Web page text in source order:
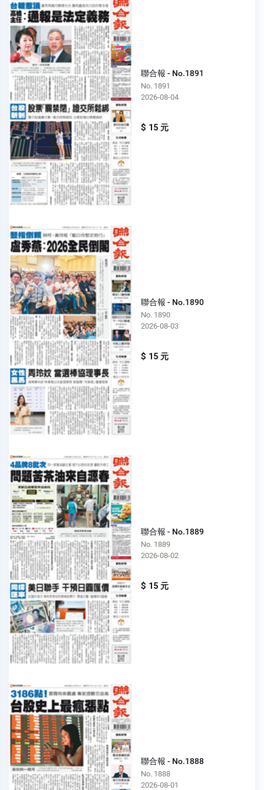
聯合報 - No.1891
No. 1891
2026-08-04
$ 15 元
聯合報 - No.1890
No. 1890
2026-08-03
$ 15 元
聯合報 - No.1889
No. 1889
2026-08-02
$ 15 元
聯合報 - No.1888
No. 1888
2026-08-01